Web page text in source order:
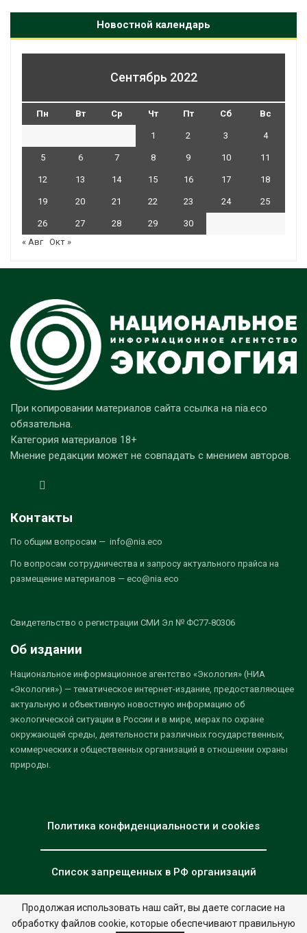
Новостной календарь
Сентябрь 2022
Пн Вт Ср Чт Пт Сб Вс
1 2 3 4
5 6 7 8 9 10 11
12 13 14 15 16 17 18
19 20 21 22 23 24 25
26 27 28 29
30
« Авг Окт »
При копировании материалов сайта ссылка на nia.eco
обязательна.
Категория материалов 18+
Мнение редакции может не совпадать с мнением авторов.
Контакты
По общим вопросам — info@nia.eco
По вопросам сотрудничества и запросу актуального прайса на
размещение материалов — eco@nia.eco
Свидетельство о регистрации СМИ Эл № ФС77-80306
Об издании
Национальное информационное агентство «Экология» (НИА
«Экология») — тематическое интернет-издание, предоставляющее
актуальную и объективную новостную информацию об
экологической ситуации в России и в мире, мерах по охране
окружающей среды, деятельности различных государственных,
коммерческих и общественных организаций в отношении охраны
природы.
Политика конфиденциальности и cookies
Список запрещенных в РФ организаций
© 2026 - НИА "Экология". Все права защищены. Дизайн:nia.eco
Продолжая использовать наш сайт, вы даете согласие на
обработку файлов cookie, которые обеспечивают правильную